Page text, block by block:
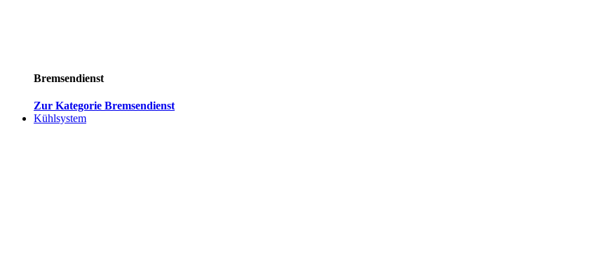
Bremsendienst
Zur Kategorie Bremsendienst
Kühlsystem